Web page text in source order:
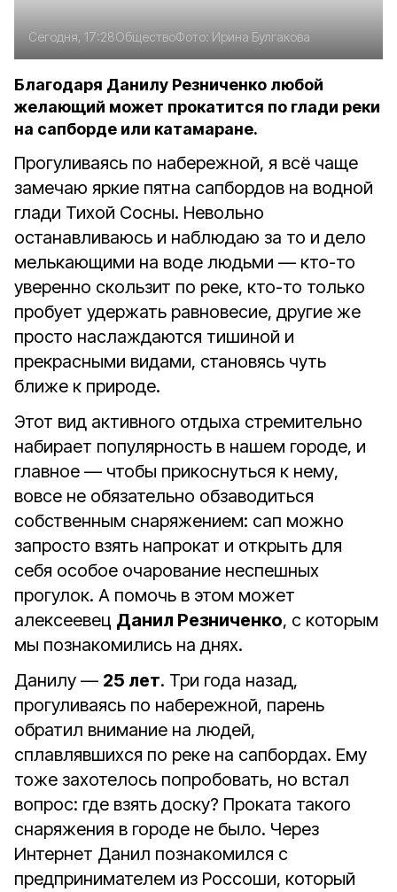
Сегодня, 17:28ОбществоФото: Ирина Булгакова
Благодаря Данилу Резниченко любой
желающий может прокатится по глади реки
на сапборде или катамаране.
Прогуливаясь по набережной, я всё чаще
замечаю яркие пятна сапбордов на водной
глади Тихой Сосны. Невольно
останавливаюсь и наблюдаю за то и дело
мелькающими на воде людьми — кто-то
уверенно скользит по реке, кто-то только
пробует удержать равновесие, другие же
просто наслаждаются тишиной и
прекрасными видами, становясь чуть
ближе к природе.
Этот вид активного отдыха стремительно
набирает популярность в нашем городе, и
главное — чтобы прикоснуться к нему,
вовсе не обязательно обзаводиться
собственным снаряжением: сап можно
запросто взять напрокат и открыть для
себя особое очарование неспешных
прогулок. А помочь в этом может
алексеевец Данил Резниченко, с которым
мы познакомились на днях.
Данилу — 25 лет. Три года назад,
прогуливаясь по набережной, парень
обратил внимание на людей,
сплавлявшихся по реке на сапбордах. Ему
тоже захотелось попробовать, но встал
вопрос: где взять доску? Проката такого
снаряжения в городе не было. Через
Интернет Данил познакомился с
предпринимателем из Россоши, который